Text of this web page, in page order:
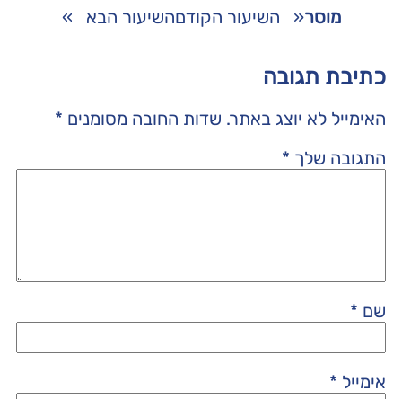
מוסר« השיעור הקודםהשיעור הבא »
כתיבת תגובה
האימייל לא יוצג באתר. שדות החובה מסומנים *
התגובה שלך *
שם *
אימייל *